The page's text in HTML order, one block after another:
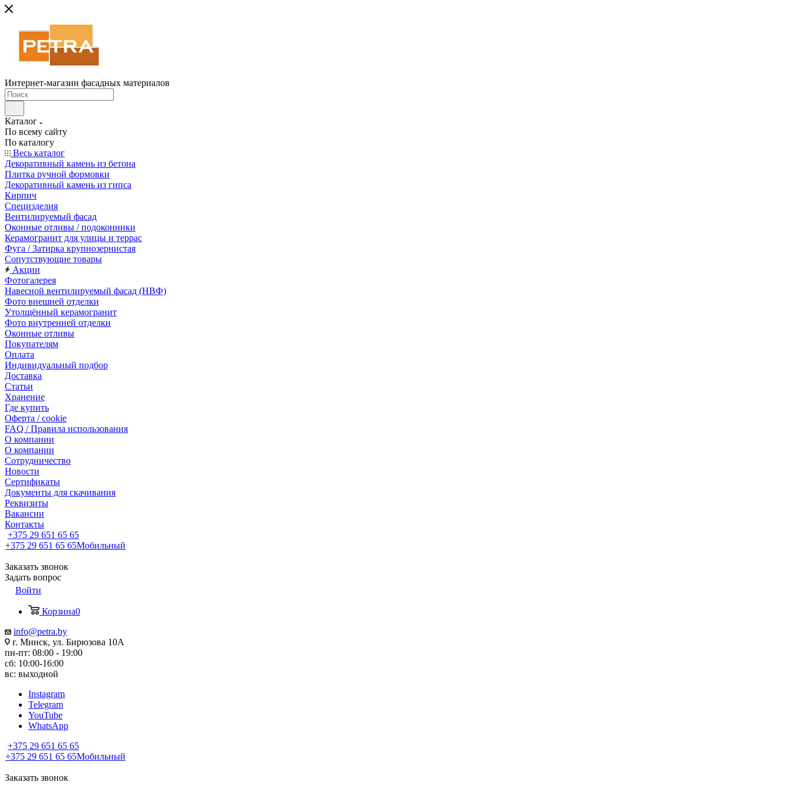
Интернет-магазин фасадных материалов
Каталог
По всему сайту
По каталогу
Весь каталог
Декоративный камень из бетона
Плитка ручной формовки
Декоративный камень из гипса
Кирпич
Специзделия
Вентилируемый фасад
Оконные отливы / подоконники
Керамогранит для улицы и террас
Фуга / Затирка крупнозернистая
Сопутствующие товары
Акции
Фотогалерея
Навесной вентилируемый фасад (НВФ)
Фото внешней отделки
Утолщённый керамогранит
Фото внутренней отделки
Оконные отливы
Покупателям
Оплата
Индивидуальный подбор
Доставка
Статьи
Хранение
Где купить
Оферта / cookie
FAQ / Правила использования
О компании
О компании
Сотрудничество
Новости
Сертификаты
Документы для скачивания
Реквизиты
Вакансии
Контакты
+375 29 651 65 65
+375 29 651 65 65Мобильный
Заказать звонок
Задать вопрос
Войти
Корзина0
info@petra.by
г. Минск, ул. Бирюзова 10А
пн-пт: 08:00 - 19:00
сб: 10:00-16:00
вс: выходной
Instagram
Telegram
YouTube
WhatsApp
+375 29 651 65 65
+375 29 651 65 65Мобильный
Заказать звонок